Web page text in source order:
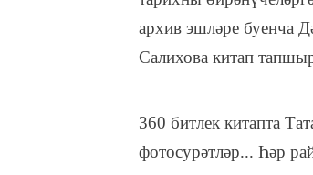
архив эшләре буенча
Салихова китап
360 битлек китапта
фотосурәтләр... Һәр